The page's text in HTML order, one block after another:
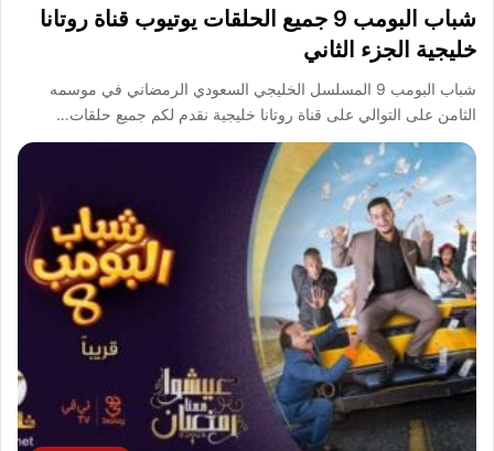
شباب البومب 9 جميع الحلقات يوتيوب قناة روتانا
خليجية الجزء الثاني
شباب البومب 9 المسلسل الخليجي السعودي الرمضاني في موسمه
الثامن على التوالي على قناة روتانا خليجية نقدم لكم جميع حلقات…